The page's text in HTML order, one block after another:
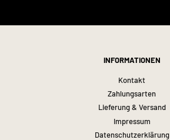
INFORMATIONEN
Kontakt
Zahlungsarten
Lieferung & Versand
Impressum
Datenschutzerklärung